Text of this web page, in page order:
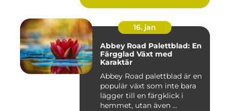
16. jan
Abbey Road Palettblad: En
Färgglad Växt med
Karaktär
Abbey Road palettblad är en
populär växt som inte bara
lägger till en färgklick i
hemmet, utan även ...